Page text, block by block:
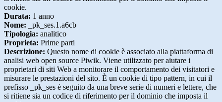
cookie.
Durata: 1 anno
Nome: _pk_ses.1.a6cb
Tipologia: analitico
Proprieta: Prime parti
Descrizione: Questo nome di cookie è associato alla piattaforma di
analisi web open source Piwik. Viene utilizzato per aiutare i
proprietari di siti Web a monitorare il comportamento dei visitatori e
misurare le prestazioni del sito. È un cookie di tipo pattern, in cui il
prefisso _pk_ses è seguito da una breve serie di numeri e lettere, che
si ritiene sia un codice di riferimento per il dominio che imposta il